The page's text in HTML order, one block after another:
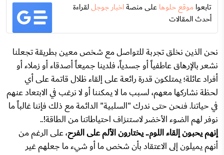
تابعواموقع حلوهاعلى منصةاخبار جوجللقراءة
أحدث المقالات
نحن الذين نخلق تجربة للتواصل مع شخص معين بطريقة تجعلنا
نشعر بالإرهاق عاطفياً أو جسدياً، فلدينا جميعاً أصدقاء أو زملاء أو
أفراد عائلة؛ يمتلكون قدرة رائعة على إلقاء ظلال قاتمة على أي
لحظة نشاركها معهم، لسبب ما لا يمكننا أو لا نرغب في الابتعاد عنهم
في حياتنا. فنحن حتى ندرك "السلبية" الدائمة مع ذلك فإننا غالباً ما
نوفر لهم الضوء الأخضر لاستنزاف احتياطاتنا من الطاقة!..
إنهم يحبون إلقاء اللوم.. يختارون الألم على الفرح، على الرغم من
أنهم يميلون إلى الاعتقاد بأن شخص ما أو شيء ما جعلهم غير